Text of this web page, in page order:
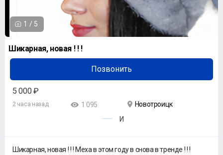
1 / 5
Шикарная, новая ! ! !
Позвонить
5 000 ₽
2 часа назад 1 095
Новотроицк
И
Шикарная, новая ! ! ! Меха в этом году в снова в тренде ! ! !